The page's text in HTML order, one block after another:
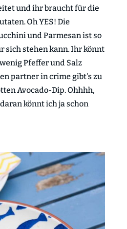
und ihr braucht für die
Oh YES! Die
und Parmesan ist so
sich stehen kann. Ihr könnt
Pfeffer und Salz
partner in crime gibt's zu
Avocado-Dip. Ohhhh,
könnt ich ja schon